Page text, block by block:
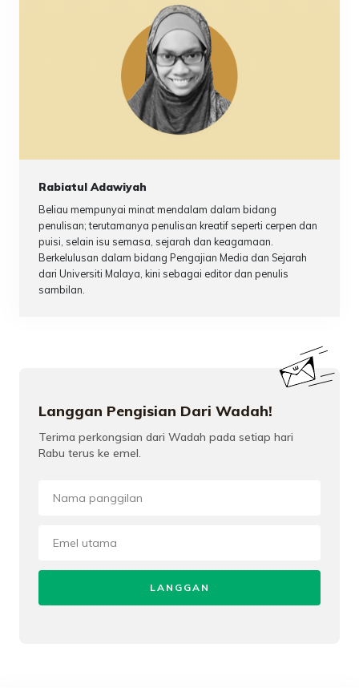
Rabiatul Adawiyah
Beliau mempunyai minat mendalam dalam bidang
penulisan; terutamanya penulisan kreatif seperti cerpen dan
puisi, selain isu semasa, sejarah dan keagamaan.
Berkelulusan dalam bidang Pengajian Media dan Sejarah
dari Universiti Malaya, kini sebagai editor dan penulis
sambilan.
Langgan Pengisian Dari Wadah!
Terima perkongsian dari Wadah pada setiap hari
Rabu terus ke emel.
LANGGAN